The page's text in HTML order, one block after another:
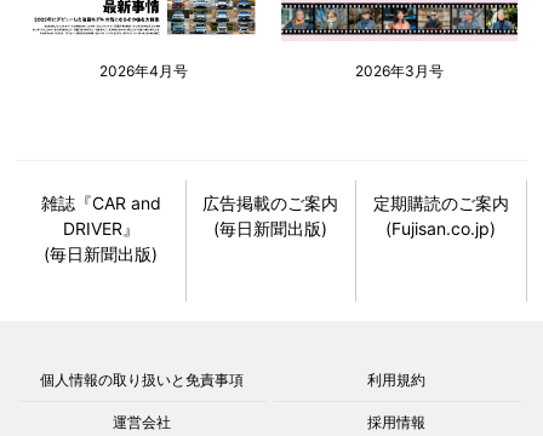
2026年4月号 2026年3月号
雑誌『CAR and
DRIVER』
(毎日新聞出版)
広告掲載のご案内
(毎日新聞出版)
定期購読のご案内
(Fujisan.co.jp)
個人情報の取り扱いと免責事項 利用規約
運営会社 採用情報